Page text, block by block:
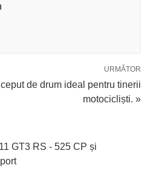
URMĂTOR
de drum ideal pentru tinerii
motocicliști. »
GT3 RS - 525 CP și